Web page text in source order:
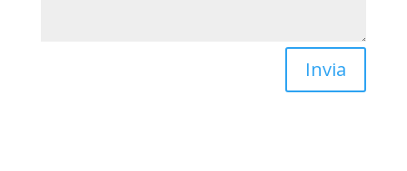
Invia